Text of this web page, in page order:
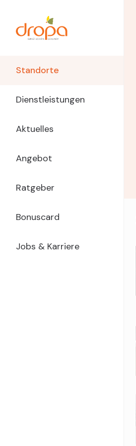
Inhalt
Main
Navigation
dropa
Standorte
Dienstleistungen
Aktuelles
Angebot
Ratgeber
Bonuscard
Jobs & Karriere